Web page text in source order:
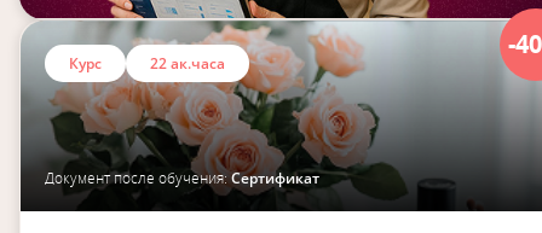
-
Курс 22 ак.часа
Документ после обучения:Сертификат